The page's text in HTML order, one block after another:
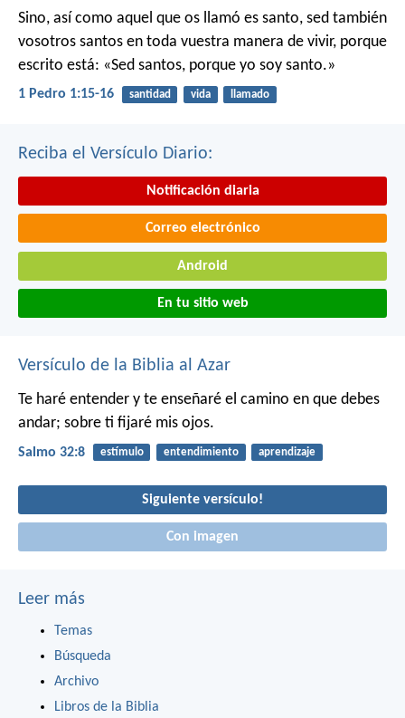
Sino, así como aquel que os llamó es santo, sed también
vosotros santos en toda vuestra manera de vivir, porque
escrito está: «Sed santos, porque yo soy santo.»
1 Pedro 1:15-16 santidad vida llamado
Reciba el Versículo Diario:
Notificación diaria
Correo electrónico
Android
En tu sitio web
Versículo de la Biblia al Azar
Te haré entender y te enseñaré el camino en que debes
andar; sobre ti fijaré mis ojos.
Salmo 32:8 estímulo entendimiento aprendizaje
Siguiente versículo!
Con imagen
Leer más
Temas
Búsqueda
Archivo
Libros de la Biblia